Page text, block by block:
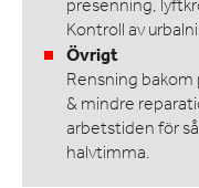
presenning,
Kontroll av
Övrigt
Rensning
& mindre
arbetstiden för
halvtimma.